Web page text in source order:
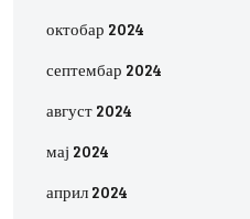
октобар 2024
септембар 2024
август 2024
мај 2024
април 2024